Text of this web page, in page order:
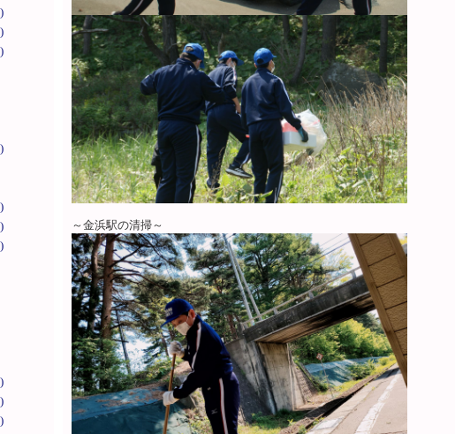
～金浜駅の清掃～